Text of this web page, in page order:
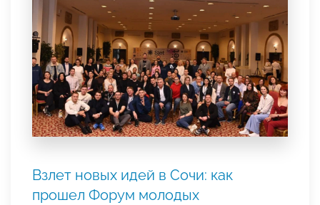
Взлет новых идей в Сочи: как
прошел Форум молодых